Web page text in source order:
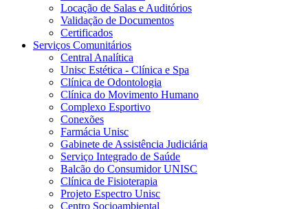
Locação de Salas e Auditórios
Validação de Documentos
Certificados
Serviços Comunitários
Central Analítica
Unisc Estética - Clínica e Spa
Clínica de Odontologia
Clínica do Movimento Humano
Complexo Esportivo
Conexões
Farmácia Unisc
Gabinete de Assistência Judiciária
Serviço Integrado de Saúde
Balcão do Consumidor UNISC
Clínica de Fisioterapia
Projeto Espectro Unisc
Centro Socioambiental